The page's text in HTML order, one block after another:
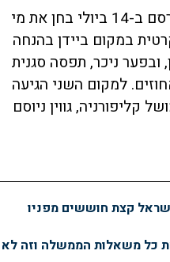
סקר של מכון Big Village שפורסם ב-14 ביולי בחן את מי
במקום ביידן בהנחה
ניכר, תפסה סגנית
קמלה האריס, עם 42 אחוזים. למקום השני הגיעה
אחוזים ומושל קליפורניה, גווין ניוסם
קצת חוששים מפניו
כל משאלות הממשלה וזה לא